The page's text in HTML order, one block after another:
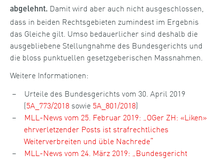
abgelehnt. Damit wird aber auch nicht ausgeschlossen,
dass in beiden Rechtsgebieten zumindest im Ergebnis
das Gleiche gilt. Umso bedauerlicher sind deshalb die
ausgebliebene Stellungnahme des Bundesgerichts und
die bloss punktuellen gesetzgeberischen Massnahmen.
Weitere Informationen:
Urteile des Bundesgerichts vom 30. April 2019
(5A_773/2018 sowie 5A_801/2018)
MLL-News vom 25. Februar 2019: „OGer ZH: «Liken»
ehrverletzender Posts ist strafrechtliches
Weiterverbreiten und üble Nachrede“
MLL-News vom 24. März 2019: „Bundesgericht